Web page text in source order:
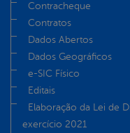
Contracheque
Contratos
Dados Abertos
Dados Geográficos
e-SIC Físico
Editais
Elaboração da Lei de
exercício 2021